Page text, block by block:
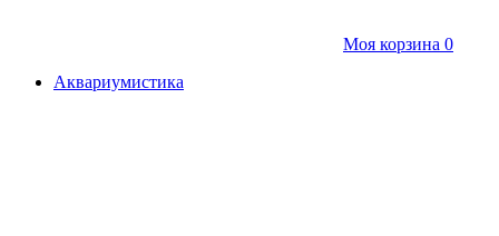
Моя корзина 0
Аквариумистика